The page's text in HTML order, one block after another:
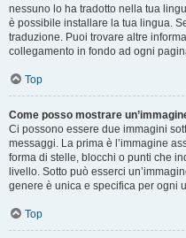
nessuno lo ha tradotto nella tua
è possibile installare la tua lingua.
traduzione. Puoi trovare altre
collegamento in fondo ad ogni
Top
Come posso mostrare
Ci possono essere due immagini
messaggi. La prima è l’immagine
forma di stelle, blocchi o punti che
livello. Sotto può esserci
genere è unica e specifica per ogni
Top